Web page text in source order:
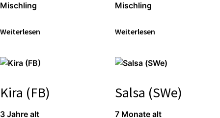
Misch­ling
Wei­ter­le­sen
Misch­ling
Wei­ter­le­sen
Kira (FB)
3 Jah­re alt
Salsa (SWe)
7 Mona­te alt